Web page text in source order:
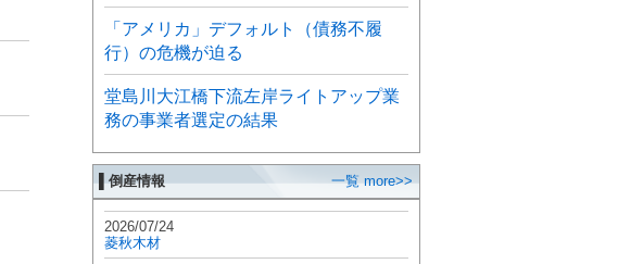
「アメリカ」デフォルト（債務不履
行）の危機が迫る
堂島川大江橋下流左岸ライトアップ業
務の事業者選定の結果
▌倒産情報 一覧 more>>
2026/07/24
菱秋木材